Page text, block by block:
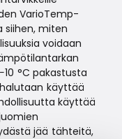
VarioTemp-
siihen, miten
voidaan
°C pakastusta
käyttää
käyttää
jää tähteitä,